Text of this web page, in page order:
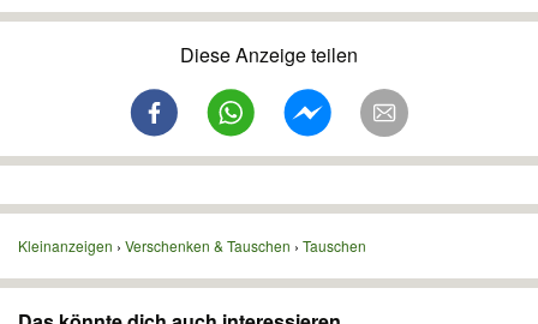
Diese Anzeige teilen
Kleinanzeigen Verschenken & Tauschen Tauschen